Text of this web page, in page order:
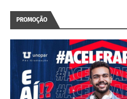
PROMOÇÃO